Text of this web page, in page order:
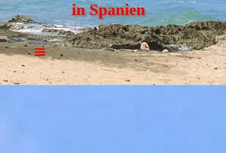
in Spanien